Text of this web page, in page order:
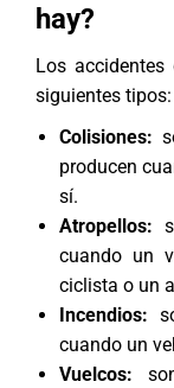
hay?
Los
siguientes tipos:
Colisiones:
producen
sí.
Atropellos:
cuando un
ciclista o un
Incendios:
cuando un
Vuelcos: